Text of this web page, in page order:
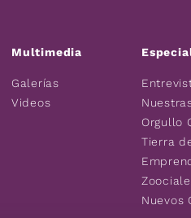
Multimedia
Galerías
Videos
Orgullo
Tierra
Nuevos